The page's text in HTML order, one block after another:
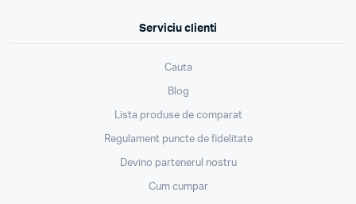
Serviciu clienti
Cauta
Blog
Lista produse de comparat
Regulament puncte de fidelitate
Devino partenerul nostru
Cum cumpar